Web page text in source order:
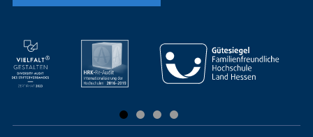
Mobile-
Service-
Navigation
Social